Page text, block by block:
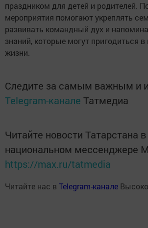
праздником для детей и родителей.
мероприятия помогают укреплять
развивать командный дух и
знаний, которые могут пригодиться
жизни.
Следите за самым важным и
Telegram-канале Татмедиа
Читайте новости Татарстана в
национальном мессенджере
https://max.ru/tatmedia
Читайте нас в Telegram-канале